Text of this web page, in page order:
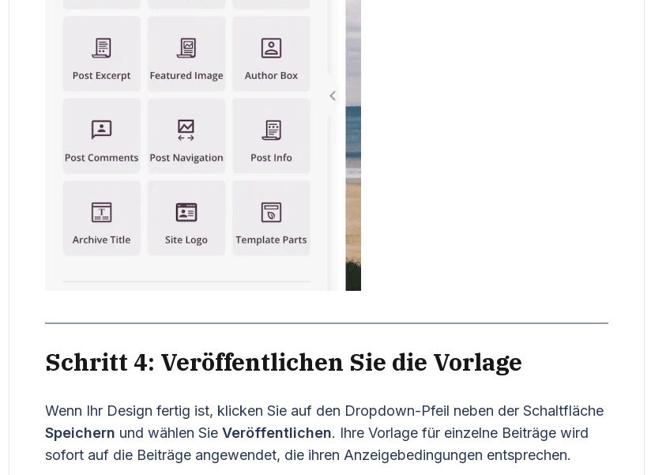
Schritt 4: Veröffentlichen Sie die Vorlage
Wenn Ihr Design fertig ist, klicken Sie auf den Dropdown-Pfeil neben der Schaltfläche
Speichern und wählen Sie Veröffentlichen. Ihre Vorlage für einzelne Beiträge wird
sofort auf die Beiträge angewendet, die ihren Anzeigebedingungen entsprechen.